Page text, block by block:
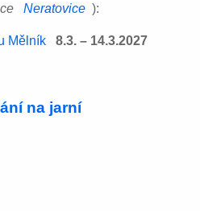
Neratovice ):
Mělník 8.3. – 14.3.2027
na jarní